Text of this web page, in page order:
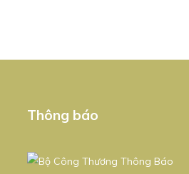
Thông báo